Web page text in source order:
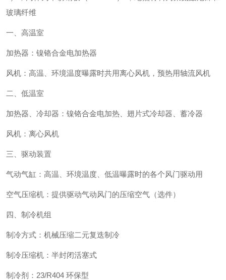
玻璃纤维
一、高温室
加热器：镍铬合金电加热器
风机：高温、环境温度曝露时共用离心风机，预热用轴流风机
二、低温室
加热器、冷却器：镍铬合金电加热、翅片式冷却器、蓄冷器
风机：离心风机
三、驱动装置
气动气缸：高温、环境温度、低温曝露时的各个风门驱动用
空气压缩机：提供驱动气动风门的压缩空气（选件）
四、制冷机组
制冷方式：机械压缩二元复迭制冷
制冷压缩机：半封闭活塞式
制冷剂：23/R404 环保型